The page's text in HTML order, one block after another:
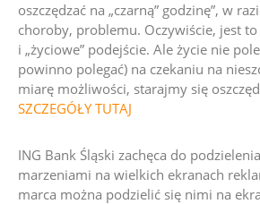
oszczędzać na „czarną” godzinę”, w
choroby, problemu. Oczywiście, jest
i „życiowe” podejście. Ale życie nie
powinno polegać) na czekaniu na
miarę możliwości, starajmy się
SZCZEGÓŁY TUTAJ
ING Bank Śląski zachęca do
marzeniami na wielkich ekranach
marca można podzielić się nimi na